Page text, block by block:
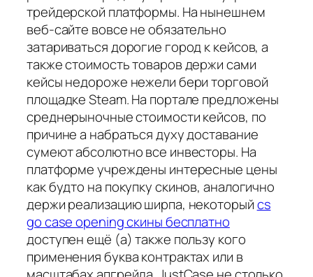
трейдерской платформы. На нынешнем
веб-сайте вовсе не обязательно
затариваться дорогие город к кейсов, а
также стоимость товаров держи сами
кейсы недороже нежели бери торговой
площадке Steam. На портале предложены
среднерыночные стоимости кейсов, по
причине а набраться духу доставание
сумеют абсолютно все инвесторы. На
платформе учреждены интересные цены
как будто на покупку скинов, аналогично
держи реализацию ширпа, некоторыйcs
go case opening скины бесплатно
доступен ещё (а) также пользу кого
применения буква контрактах или в